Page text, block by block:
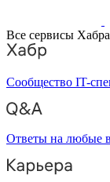
Все сервисы Хабра
Сообщество IT-
Ответы на любые